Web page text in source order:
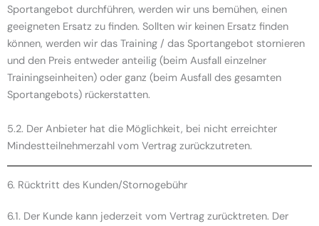
Sportangebot durchführen, werden wir uns bemühen, einen
geeigneten Ersatz zu finden. Sollten wir keinen Ersatz finden
können, werden wir das Training / das Sportangebot stornieren
und den Preis entweder anteilig (beim Ausfall einzelner
Trainingseinheiten) oder ganz (beim Ausfall des gesamten
Sportangebots) rückerstatten.
5.2. Der Anbieter hat die Möglichkeit, bei nicht erreichter
Mindestteilnehmerzahl vom Vertrag zurückzutreten.
6. Rücktritt des Kunden/Stornogebühr
6.1. Der Kunde kann jederzeit vom Vertrag zurücktreten. Der